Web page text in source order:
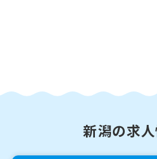
新潟の求